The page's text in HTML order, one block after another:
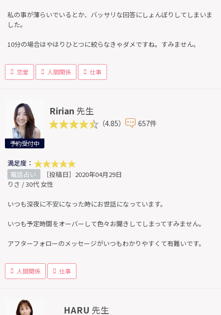
私の事が薄らいでいるとか、バッサリな回答にしょんぼりしてしまいま
した。
10分の場合はやはりひとつに絞らなきゃダメですね。すみません。
恋愛 人間関係 仕事
予約受付中
Ririan 先生
（4.85） 657件
満足度：
電話占い
［投稿日］2020年04月29日
りさ / 30代 女性
いつも深夜に不安になった時にお世話になっています。
いつも予定時間をオーバーして色々お聞きしてしまってすみません。
アフターフォローのメッセージがいつもわかりやすくて有難いです。
人間関係 仕事
HARU 先生